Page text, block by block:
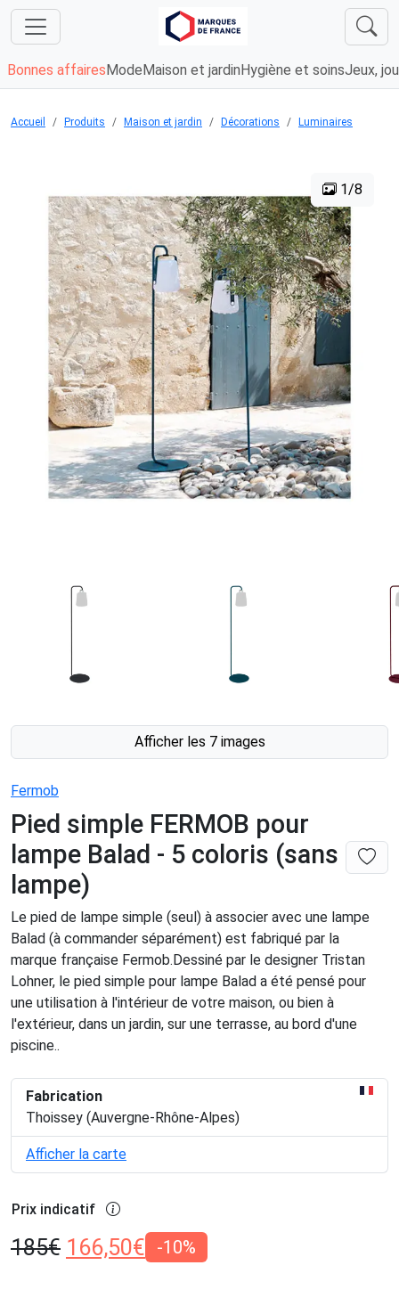
Bonnes affaires Mode Maison et jardin Hygiène et soinsJeux,
Accueil Produits Maison et jardin Décorations Luminaires
1/8
Afficher les 7 images
Fermob
Pied simple FERMOB pour
lampe Balad - 5 coloris (sans
lampe)
Le pied de lampe simple (seul) à associer avec une lampe
Balad (à commander séparément) est fabriqué par la
marque française Fermob.Dessiné par le designer Tristan
Lohner, le pied simple pour lampe Balad a été pensé pour
une utilisation à l'intérieur de votre maison, ou bien à
l'extérieur, dans un jardin, sur une terrasse, au bord d'une
piscine..
Fabrication
Thoissey (Auvergne-Rhône-Alpes)
Afficher la carte
Prix indicatif
185€ 166,50€ -10%